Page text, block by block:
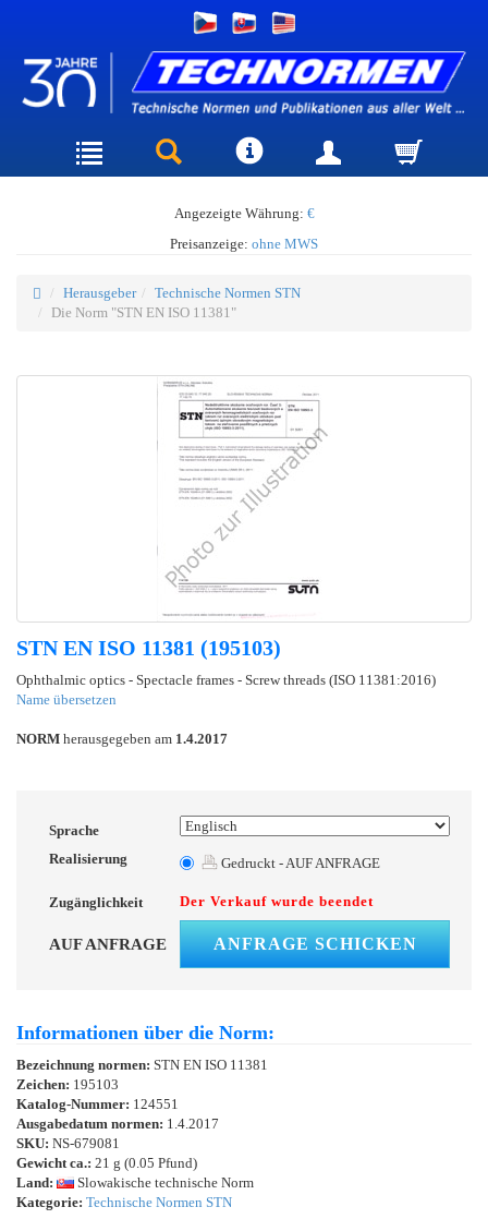
Angezeigte Währung: €
Preisanzeige: ohne MWS
Herausgeber
Technische Normen STN
Die Norm "STN EN ISO 11381"
STN EN ISO 11381 (195103)
Ophthalmic optics - Spectacle frames - Screw threads (ISO 11381:2016)
Name übersetzen
NORM herausgegeben am 1.4.2017
Sprache
Realisierung
Gedruckt - AUF ANFRAGE
Zugänglichkeit Der Verkauf wurde beendet
AUF ANFRAGE ANFRAGE SCHICKEN
Informationen über die Norm:
Bezeichnung normen: STN EN ISO 11381
Zeichen: 195103
Katalog-Nummer: 124551
Ausgabedatum normen: 1.4.2017
SKU: NS-679081
Gewicht ca.: 21 g (0.05 Pfund)
Land:
Slowakische technische Norm
Kategorie: Technische Normen STN